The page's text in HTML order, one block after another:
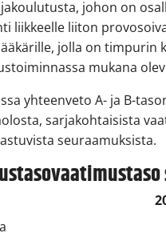
johon on
liikkeelle liiton
jolla on timpurin
mukana
yhteenveto A- ja B-
sarjakohtaisista
seuraamuksista.